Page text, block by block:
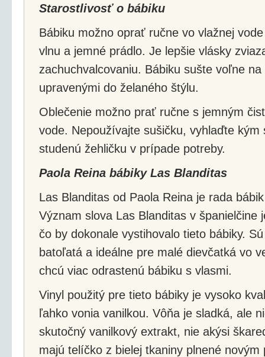
Starostlivosť o bábiku
Bábiku možno oprať ručne vo vlažnej
vlnu a jemné prádlo. Je lepšie vlásky
zachuchvalcovaniu. Bábiku sušte voľne
upravenými do želaného štýlu.
Oblečenie možno prať ručne s jemným
vode. Nepoužívajte sušičku, vyhlaďte
studenú žehličku v prípade potreby.
Paola Reina bábiky Las Blanditas
Las Blanditas od Paola Reina je rada
Význam slova Las Blanditas v španielčine
čo by dokonale vystihovalo tieto bábiky.
batoľatá a ideálne pre malé dievčatká vo
chcú viac odrastenú bábiku s vlasmi.
Vinyl použitý pre tieto bábiky je vysoko
ľahko vonia vanilkou. Vôňa je sladká, ale
skutočný vanilkový extrakt, nie akýsi
majú telíčko z bielej tkaniny plnené